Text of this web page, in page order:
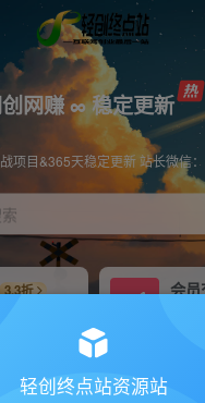
网赚 ∞ 稳定更新
项目&365天稳定更新 站长微信
3.3折
会员
达70%
轻创终点站资源站